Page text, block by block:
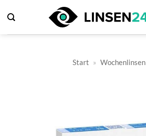
Inhalt
springen
Start » Wochenlinsen